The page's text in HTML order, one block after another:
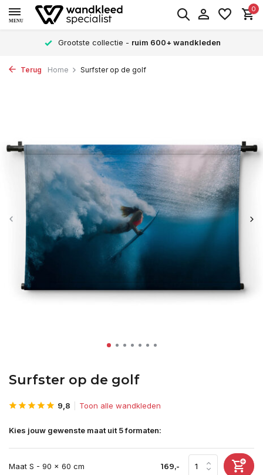
MENU
0
Grootste collectie - ruim 600+ wandkleden
Terug Home Surfster op de golf
Surfster op de golf
9,8 Toon alle wandkleden
Kies jouw gewenste maat uit 5 formaten:
Maat S - 90 x 60 cm 169,-